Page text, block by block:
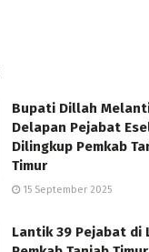
Bupati Dillah
Delapan Pejabat
Dilingkup Pemkab
Timur
15 September 2025
Lantik 39 Pejabat di